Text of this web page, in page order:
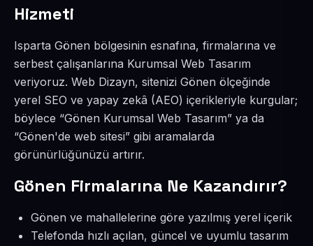
Hizmeti
Isparta Gönen bölgesinin esnafına, firmalarına ve
serbest çalışanlarına Kurumsal Web Tasarım
veriyoruz. Web Dizayn, sitenizi Gönen ölçeğinde
yerel SEO ve yapay zekâ (AEO) içerikleriyle kurgular;
böylece “Gönen Kurumsal Web Tasarım” ya da
“Gönen'de web sitesi” gibi aramalarda
görünürlüğünüzü artırır.
Gönen Firmalarına Ne Kazandırır?
Gönen ve mahallelerine göre yazılmış yerel içerik
Telefonda hızlı açılan, güncel ve uyumlu tasarım